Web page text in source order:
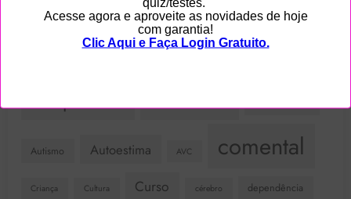
Acompanhamento
Terapêutico
Acupuntura ansiedade
Autismo Autoestima AVC comental
Criança Cultura Curso cérebro dependência